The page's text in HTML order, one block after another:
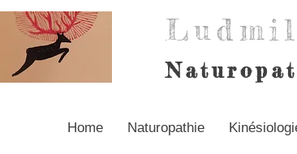
Home Naturopathie